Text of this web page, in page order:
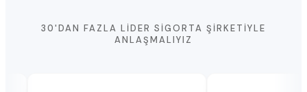
30'DAN FAZLA LIDER SIGORTA ŞIRKETIYLE
ANLAŞMALIYIZ